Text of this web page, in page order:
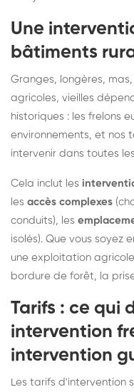
Une
bâtiments
Granges, longères,
agricoles, vieilles
historiques : les frelons
environnements, et nos
intervenir dans toutes
Cela inclut les
les accès complexes
conduits), les
isolés). Que vous soyez
une exploitation
bordure de forêt, la
Tarifs : ce qui
intervention
intervention
Les tarifs d'intervention